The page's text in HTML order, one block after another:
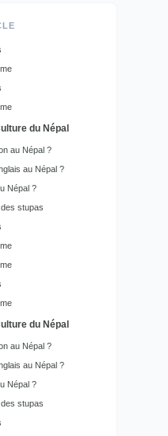
du Népal
au Népal ?
au Népal ?
Népal ?
stupas
du Népal
au Népal ?
au Népal ?
Népal ?
stupas